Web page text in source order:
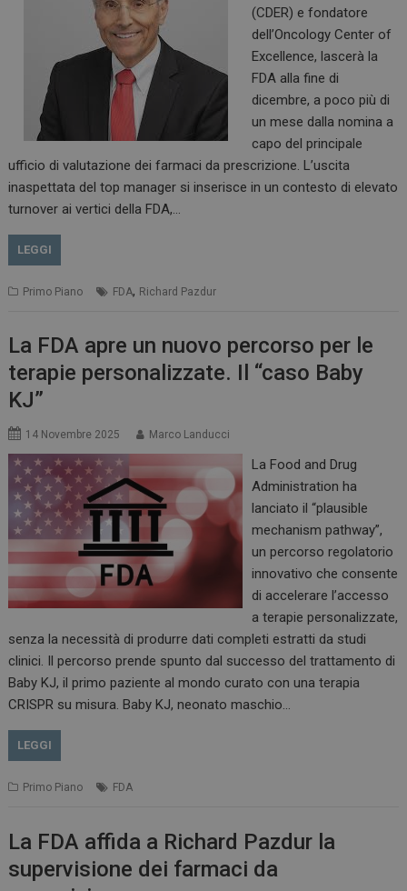
(CDER) e fondatore
dell’Oncology Center of
Excellence, lascerà la
FDA alla fine di
dicembre, a poco più di
un mese dalla nomina a
capo del principale
ufficio di valutazione dei farmaci da prescrizione. L’uscita
inaspettata del top manager si inserisce in un contesto di elevato
turnover ai vertici della FDA,…
LEGGI
Primo Piano FDA, Richard Pazdur
La FDA apre un nuovo percorso per le
terapie personalizzate. Il “caso Baby
KJ”
14 Novembre 2025 Marco Landucci
La Food and Drug
Administration ha
lanciato il “plausible
mechanism pathway”,
un percorso regolatorio
innovativo che consente
di accelerare l’accesso
a terapie personalizzate,
senza la necessità di produrre dati completi estratti da studi
clinici. Il percorso prende spunto dal successo del trattamento di
Baby KJ, il primo paziente al mondo curato con una terapia
CRISPR su misura. Baby KJ, neonato maschio…
LEGGI
Primo Piano FDA
La FDA affida a Richard Pazdur la
supervisione dei farmaci da